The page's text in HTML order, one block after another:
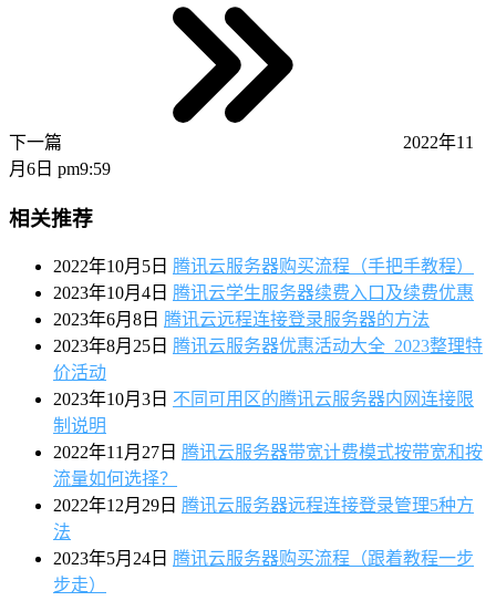
下一篇
2022年11
月6日 pm9:59
相关推荐
2022年10月5日 腾讯云服务器购买流程（手把手教程）
2023年10月4日 腾讯云学生服务器续费入口及续费优惠
2023年6月8日 腾讯云远程连接登录服务器的方法
2023年8月25日 腾讯云服务器优惠活动大全_2023整理特
价活动
2023年10月3日 不同可用区的腾讯云服务器内网连接限
制说明
2022年11月27日 腾讯云服务器带宽计费模式按带宽和按
流量如何选择？
2022年12月29日 腾讯云服务器远程连接登录管理5种方
法
2023年5月24日 腾讯云服务器购买流程（跟着教程一步
步走）